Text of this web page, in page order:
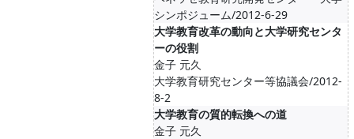
シンポジューム/2012-6-29
大学教育改革の動向と大学研究センタ
ーの役割
金子 元久
大学教育研究センター等協議会/2012-
8-2
大学教育の質的転換への道
金子 元久